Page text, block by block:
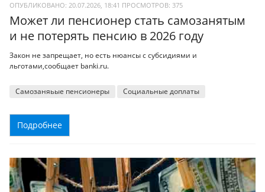
ОПУБЛИКОВАНО: 20.07.2026, 18:41 ПРОСМОТРОВ: 375
Может ли пенсионер стать самозанятым
и не потерять пенсию в 2026 году
Закон не запрещает, но есть нюансы с субсидиями и
льготами,сообщает banki.ru.
Самозаняьые пенсионеры Социальные доплаты
Подробнее